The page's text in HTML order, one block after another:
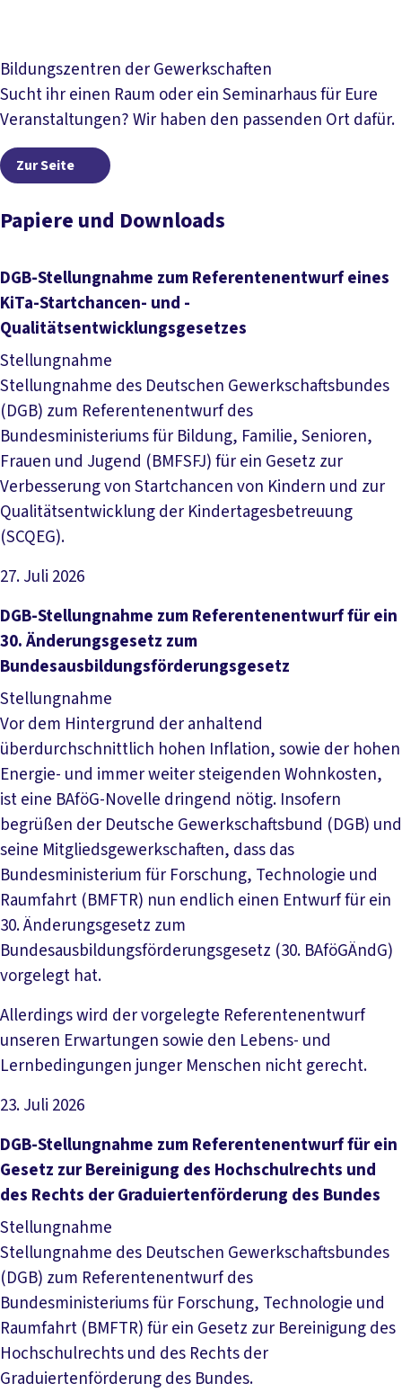
Bildungszentren der Gewerkschaften
Sucht ihr einen Raum oder ein Seminarhaus für Eure
Veranstaltungen? Wir haben den passenden Ort dafür.
Zur Seite Zur Seite
Papiere und Downloads
DGB-Stellungnahme zum Referentenentwurf eines
KiTa-Startchancen- und -
Qualitätsentwicklungsgesetzes
Stellungnahme
Stellungnahme des Deutschen Gewerkschaftsbundes
(DGB) zum Referentenentwurf des
Bundesministeriums für Bildung, Familie, Senioren,
Frauen und Jugend (BMFSFJ) für ein Gesetz zur
Verbesserung von Startchancen von Kindern und zur
Qualitätsentwicklung der Kindertagesbetreuung
(SCQEG).
27. Juli 2026
Datei herunterladen
DGB-Stellungnahme zum Referentenentwurf für ein
30. Änderungsgesetz zum
Bundesausbildungsförderungsgesetz
Stellungnahme
Vor dem Hintergrund der anhaltend
überdurchschnittlich hohen Inflation, sowie der hohen
Energie- und immer weiter steigenden Wohnkosten,
ist eine BAföG-Novelle dringend nötig. Insofern
begrüßen der Deutsche Gewerkschaftsbund (DGB) und
seine Mitgliedsgewerkschaften, dass das
Bundesministerium für Forschung, Technologie und
Raumfahrt (BMFTR) nun endlich einen Entwurf für ein
30. Änderungsgesetz zum
Bundesausbildungsförderungsgesetz (30. BAföGÄndG)
vorgelegt hat.
Allerdings wird der vorgelegte Referentenentwurf
unseren Erwartungen sowie den Lebens- und
Lernbedingungen junger Menschen nicht gerecht.
23. Juli 2026
Datei herunterladen
DGB-Stellungnahme zum Referentenentwurf für ein
Gesetz zur Bereinigung des Hochschulrechts und
des Rechts der Graduiertenförderung des Bundes
Stellungnahme
Stellungnahme des Deutschen Gewerkschaftsbundes
(DGB) zum Referentenentwurf des
Bundesministeriums für Forschung, Technologie und
Raumfahrt (BMFTR) für ein Gesetz zur Bereinigung des
Hochschulrechts und des Rechts der
Graduiertenförderung des Bundes.